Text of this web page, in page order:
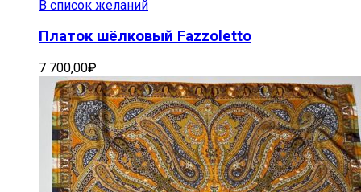
В список желаний
Платок шёлковый Fazzoletto
7 700,00₽